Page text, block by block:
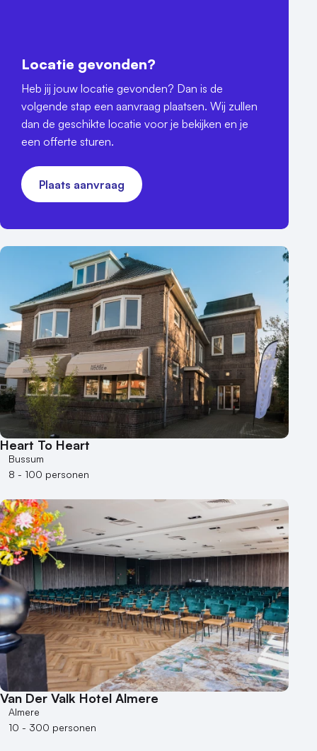
Locatie gevonden?
Heb jij jouw locatie gevonden? Dan is de
volgende stap een aanvraag plaatsen. Wij zullen
dan de geschikte locatie voor je bekijken en je
een offerte sturen.
Plaats aanvraag
Heart To Heart
Bussum
8 - 100 personen
Van Der Valk Hotel Almere
Almere
10 - 300 personen